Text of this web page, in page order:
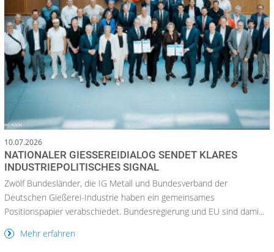
10.07.2026
NATIONALER GIESSEREIDIALOG SENDET KLARES I
NDUSTRIEPOLITISCHES SIGNAL
Zwölf Bundesländer, die IG Metall und Bundesverband der
Deutschen Gießerei-Industrie haben ein gemeinsames
Positionspapier verabschiedet. Bundesregierung und EU sind dami...
Mehr erfahren